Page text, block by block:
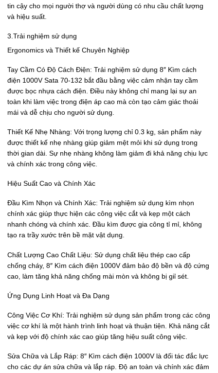
tin cậy cho mọi người thợ và người dùng có nhu cầu chất lượng
và hiệu suất.
3.Trải nghiệm sử dụng
Ergonomics và Thiết kế Chuyên Nghiệp
Tay Cầm Có Độ Cách Điện: Trải nghiệm sử dụng 8″ Kìm cách
điện 1000V Sata 70-132 bắt đầu bằng việc cảm nhận tay cầm
được bọc nhựa cách điện. Điều này không chỉ mang lại sự an
toàn khi làm việc trong điện áp cao mà còn tạo cảm giác thoải
mái và dễ chịu cho người sử dụng.
Thiết Kế Nhẹ Nhàng: Với trọng lượng chỉ 0.3 kg, sản phẩm này
được thiết kế nhẹ nhàng giúp giảm mệt mỏi khi sử dụng trong
thời gian dài. Sự nhẹ nhàng không làm giảm đi khả năng chịu lực
và chính xác trong công việc.
Hiệu Suất Cao và Chính Xác
Đầu Kìm Nhọn và Chính Xác: Trải nghiệm sử dụng kìm nhọn
chính xác giúp thực hiện các công việc cắt và kẹp một cách
nhanh chóng và chính xác. Đầu kìm được gia công tỉ mỉ, không
tạo ra trầy xước trên bề mặt vật dụng.
Chất Lượng Cao Chất Liệu: Sử dụng chất liệu thép cao cấp
chống cháy, 8″ Kìm cách điện 1000V đảm bảo độ bền và độ cứng
cao, làm tăng khả năng chống mài mòn và không bị giỉ sét.
Ứng Dụng Linh Hoạt và Đa Dạng
Công Việc Cơ Khí: Trải nghiệm sử dụng sản phẩm trong các công
việc cơ khí là một hành trình linh hoạt và thuận tiện. Khả năng cắt
và kẹp với độ chính xác cao giúp tăng hiệu suất công việc.
Sửa Chữa và Lắp Ráp: 8″ Kìm cách điện 1000V là đối tác đắc lực
cho các dự án sửa chữa và lắp ráp. Độ an toàn và chính xác đảm